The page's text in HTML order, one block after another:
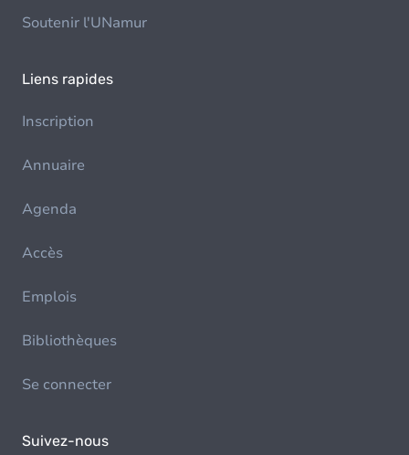
Soutenir l'UNamur
Liens rapides
Inscription
Annuaire
Agenda
Accès
Emplois
Bibliothèques
Se connecter
Suivez-nous